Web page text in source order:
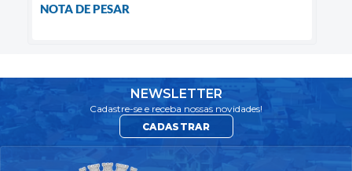
NOTA DE PESAR
NEWSLETTER
Cadastre-se e receba nossas novidades!
CADASTRAR